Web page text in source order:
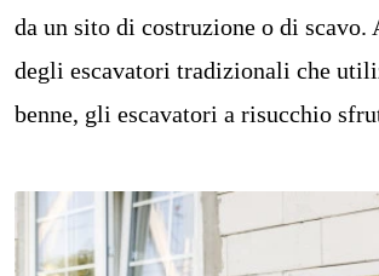
da un sito di costruzione o di scavo.
degli escavatori tradizionali che
benne, gli escavatori a risucchio